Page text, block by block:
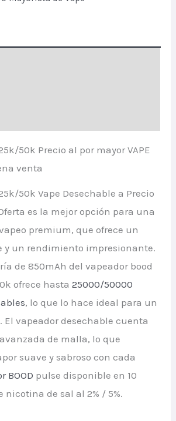
50k Precio al por mayor VAPE
venta
50k Vape Desechable a Precio
es la mejor opción para una
premium, que ofrece un
y un rendimiento impresionante.
de 850mAh del vapeador bood
ofrece hasta25000/50000
, lo que lo hace ideal para un
El vapeador desechable cuenta
de malla, lo que
suave y sabroso con cada
BOOD pulse disponible en 10
nicotina de sal al 2% / 5%.